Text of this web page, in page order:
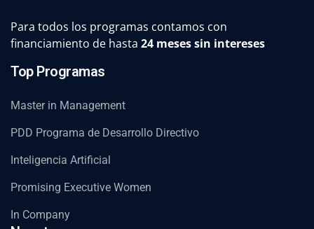
Para todos los programas contamos con
financiamiento de hasta 24 meses sin intereses
Top Programas
Master in Management
PDD Programa de Desarrollo Directivo
Inteligencia Artificial
Promising Executive Women
In Company